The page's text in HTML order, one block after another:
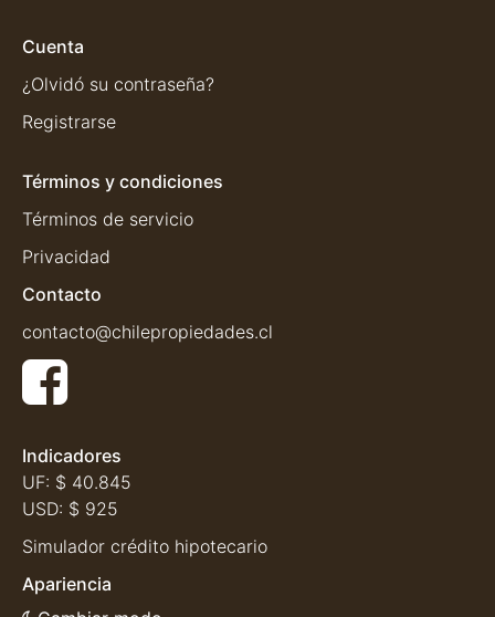
Cuenta
¿Olvidó su contraseña?
Registrarse
Términos y condiciones
Términos de servicio
Privacidad
Contacto
contacto@chilepropiedades.cl
Indicadores
UF: $ 40.845
USD: $ 925
Simulador crédito hipotecario
Apariencia